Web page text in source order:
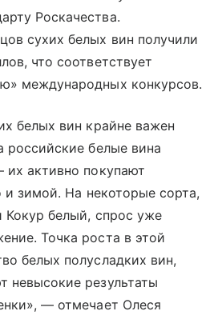
Роскачества.
сухих белых вин получили
что соответствует
международных конкурсов.
белых вин крайне важен
российские белые вина
их активно покупают
и зимой. На некоторые сорта,
Кокур белый, спрос уже
Точка роста в этой
белых полусладких вин,
невысокие результаты
— отмечает Олеся